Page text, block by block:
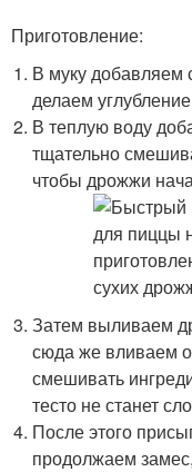
Приготовление:
В муку
делаем
В теплую воду
тщательно
чтобы дрожжи
Затем выливаем
сюда же вливаем
смешивать
тесто не станет
После этого
продолжаем